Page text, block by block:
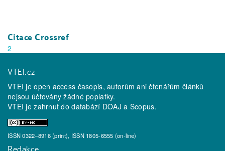
Citace Crossref
2
VTEI.cz
VTEI je open access časopis, autorům ani čtenářům článků
nejsou účtovány žádné poplatky.
VTEI je zahrnut do databází DOAJ a Scopus.
ISSN 0322–8916 (print), ISSN 1805-6555 (on-line)